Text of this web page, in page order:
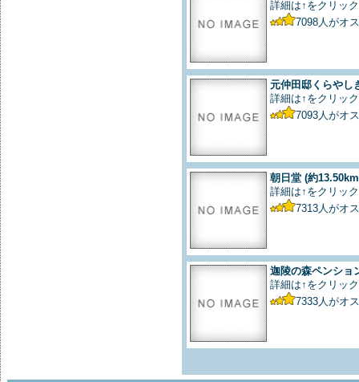
詳細は↑をクリック
7098 人がオ
元仲田邸くらやし
詳細は↑をクリック
7093 人がオ
朝日堂 (約
詳細は↑をクリック
7313 人がオ
迦陵の森ペンショ
詳細は↑をクリック
7333 人がオ